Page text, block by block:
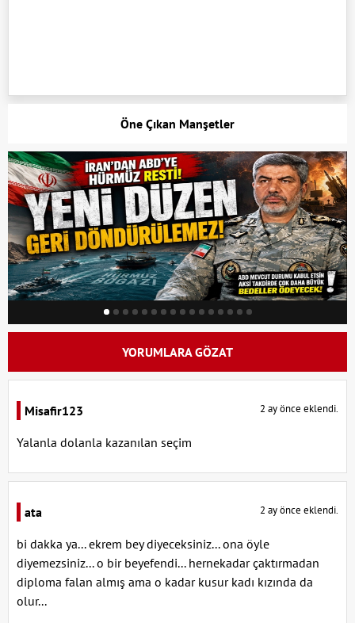
Öne Çıkan Manşetler
YORUMLARA GÖZAT
Misafir123 2 ay önce eklendi.
Yalanla dolanla kazanılan seçim
ata 2 ay önce eklendi.
bi dakka ya... ekrem bey diyeceksiniz... ona öyle
diyemezsiniz... o bir beyefendi... hernekadar çaktırmadan
diploma falan almış ama o kadar kusur kadı kızında da
olur...